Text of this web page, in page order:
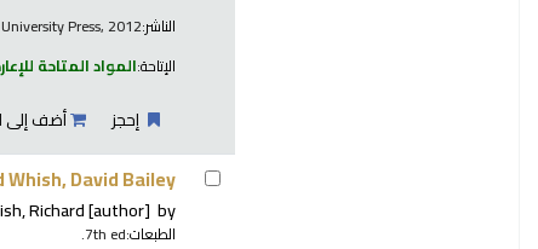
الناشر:Press, 2012
الإتاحة:المواد المتاحة
إحجز أضف إلى
Whish, David Bailey.
by
Richard[author]
الطبعات:7th ed.